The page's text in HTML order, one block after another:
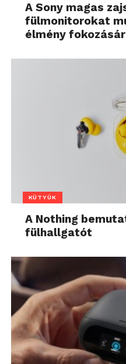
A Sony magas
fülmonitorokat
élmény
KÜTYÜK
A Nothing
fülhallgatót